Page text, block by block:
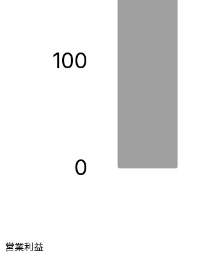
0
100
営業利益